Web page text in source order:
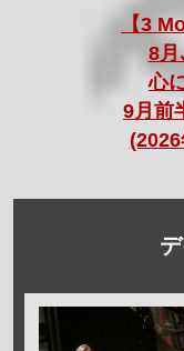
【3
8月
心
9月前